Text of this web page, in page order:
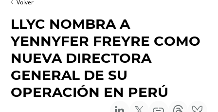
Volver
LLYC NOMBRA A
YENNYFER FREYRE COMO
NUEVA DIRECTORA
GENERAL DE SU
OPERACIÓN EN PERÚ